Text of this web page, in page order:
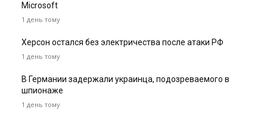
Microsoft
1 день тому
Херсон остался без электричества после атаки РФ
1 день тому
В Германии задержали украинца, подозреваемого в
шпионаже
1 день тому